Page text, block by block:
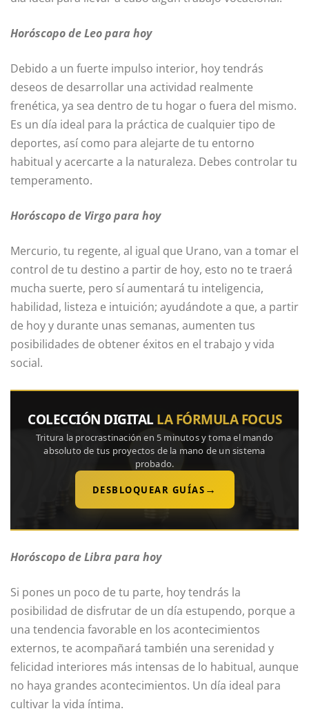
Horóscopo de Leo para hoy
Debido a un fuerte impulso interior, hoy tendrás
deseos de desarrollar una actividad realmente
frenética, ya sea dentro de tu hogar o fuera del mismo.
Es un día ideal para la práctica de cualquier tipo de
deportes, así como para alejarte de tu entorno
habitual y acercarte a la naturaleza. Debes controlar tu
temperamento.
Horóscopo de Virgo para hoy
Mercurio, tu regente, al igual que Urano, van a tomar el
control de tu destino a partir de hoy, esto no te traerá
mucha suerte, pero sí aumentará tu inteligencia,
habilidad, listeza e intuición; ayudándote a que, a partir
de hoy y durante unas semanas, aumenten tus
posibilidades de obtener éxitos en el trabajo y vida
social.
COLECCIÓN DIGITAL LA FÓRMULA FOCUS
Tritura la procrastinación en 5 minutos y toma el mando
absoluto de tus proyectos de la mano de un sistema
probado.
DESBLOQUEAR GUÍAS →
Horóscopo de Libra para hoy
Si pones un poco de tu parte, hoy tendrás la
posibilidad de disfrutar de un día estupendo, porque a
una tendencia favorable en los acontecimientos
externos, te acompañará también una serenidad y
felicidad interiores más intensas de lo habitual, aunque
no haya grandes acontecimientos. Un día ideal para
cultivar la vida íntima.